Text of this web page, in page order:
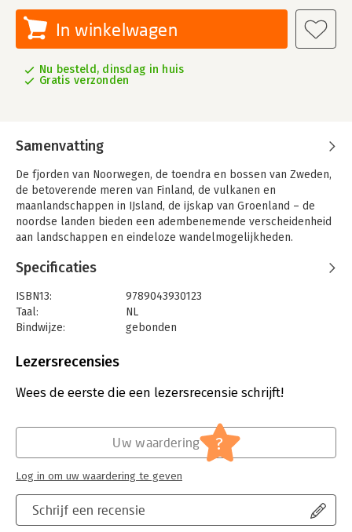
In winkelwagen
Nu besteld, dinsdag in huis
Gratis verzonden
Samenvatting
De fjorden van Noorwegen, de toendra en bossen van Zweden,
de betoverende meren van Finland, de vulkanen en
maanlandschappen in IJsland, de ijskap van Groenland – de
noordse landen bieden een adembenemende verscheidenheid
aan landschappen en eindeloze wandelmogelijkheden.
‘Wanderlust – Scandinavië’ nodigt je uit om deze
karakteristieke wildernis te verkennen met een grote keuze en
een aantrekkelijke mix van wandelpaden voor eendaagse
uitstapjes en langeafstandstochten voor wandelaars van alle
niveaus.
Specificaties
ISBN13:
9789043930123
Taal:
NL
Bindwijze:
gebonden
Uitgever:
Verschijningsdatum:
8-11-2023
Wanderlust
Lezersrecensies
Wees de eerste die een lezersrecensie schrijft!
Schrijf een recensie
Uw waardering ?
Log in om uw waardering te geven